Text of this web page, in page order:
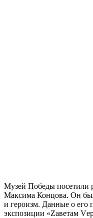
Музей Победы посетили
Максима Концова. Он
и героизм. Данные о его
экспозиции «Zаветам